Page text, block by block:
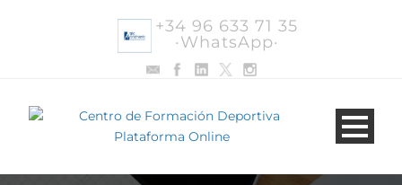
+34 96 633 71 35
·WhatsApp·